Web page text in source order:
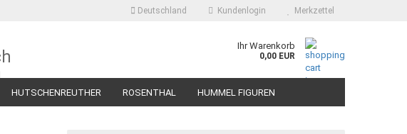
Deutschland Kundenlogin Merkzettel
Ihr Warenkorb
0,00 EUR
HUTSCHENREUTHER ROSENTHAL HUMMEL FIGUREN